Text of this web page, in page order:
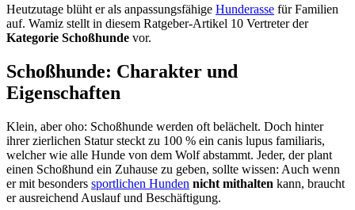
Heutzutage blüht er als anpassungsfähige Hunderasse für Familien
auf. Wamiz stellt in diesem Ratgeber-Artikel 10 Vertreter der
Kategorie Schoßhunde vor.
Schoßhunde: Charakter und
Eigenschaften
Klein, aber oho: Schoßhunde werden oft belächelt. Doch hinter
ihrer zierlichen Statur steckt zu 100 % ein canis lupus familiaris,
welcher wie alle Hunde von dem Wolf abstammt. Jeder, der plant
einen Schoßhund ein Zuhause zu geben, sollte wissen: Auch wenn
er mit besonders sportlichen Hunden nicht mithalten kann, braucht
er ausreichend Auslauf und Beschäftigung.